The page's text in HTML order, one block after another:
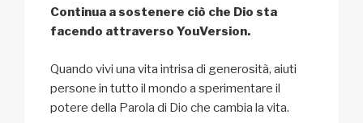
Continua a sostenere ciò che Dio sta
facendo attraverso YouVersion.
Quando vivi una vita intrisa di generosità, aiuti
persone in tutto il mondo a sperimentare il
potere della Parola di Dio che cambia la vita.